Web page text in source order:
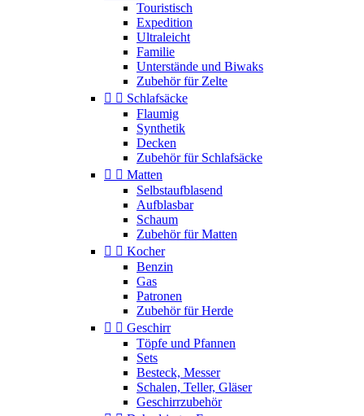
Touristisch
Expedition
Ultraleicht
Familie
Unterstände und Biwaks
Zubehör für Zelte
  Schlafsäcke
Flaumig
Synthetik
Decken
Zubehör für Schlafsäcke
  Matten
Selbstaufblasend
Aufblasbar
Schaum
Zubehör für Matten
  Kocher
Benzin
Gas
Patronen
Zubehör für Herde
  Geschirr
Töpfe und Pfannen
Sets
Besteck, Messer
Schalen, Teller, Gläser
Geschirrzubehör